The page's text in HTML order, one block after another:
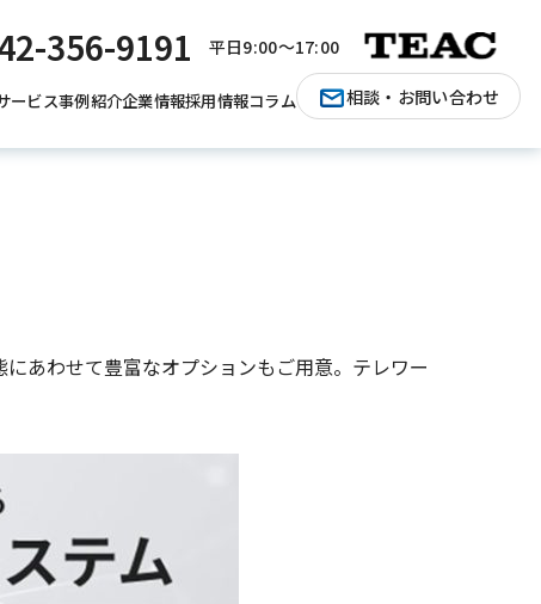
356-9191 平日9:00〜17:00
ービス事例紹介企業情報採用情報コラム 相談・お問い合わせ
あわせて豊富なオプションもご用意。テレワー